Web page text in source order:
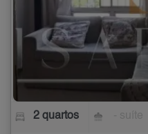
2 quartos